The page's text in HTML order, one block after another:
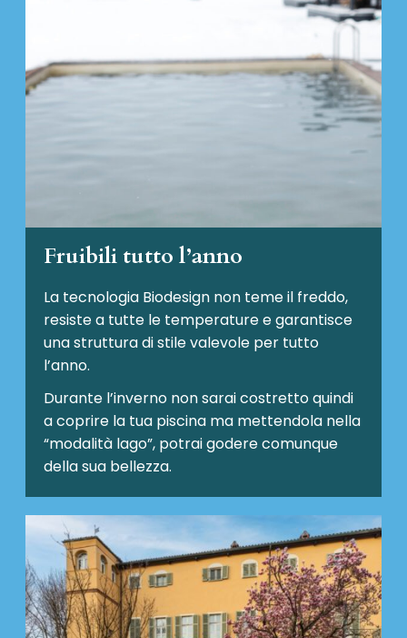
Fruibili tutto l’anno
La tecnologia Biodesign non teme il freddo,
resiste a tutte le temperature e garantisce
una struttura di stile valevole per tutto
l’anno.
Durante l’inverno non sarai costretto quindi
a coprire la tua piscina ma mettendola nella
“modalità lago”, potrai godere comunque
della sua bellezza.